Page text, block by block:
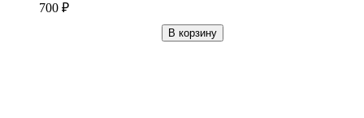
700 ₽
В корзину